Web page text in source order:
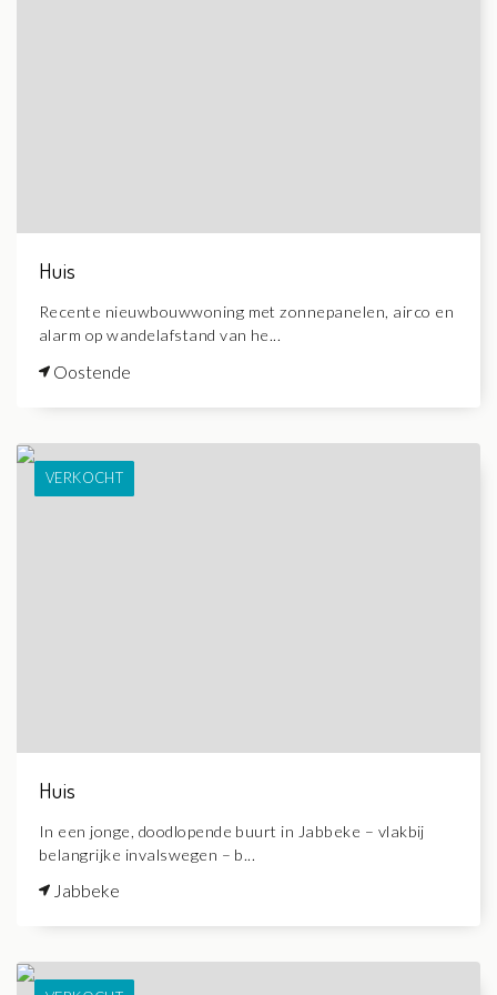
Huis
Recente nieuwbouwwoning met zonnepanelen, airco en
alarm op wandelafstand van he...
Oostende
VERKOCHT
Huis
In een jonge, doodlopende buurt in Jabbeke – vlakbij
belangrijke invalswegen – b...
Jabbeke